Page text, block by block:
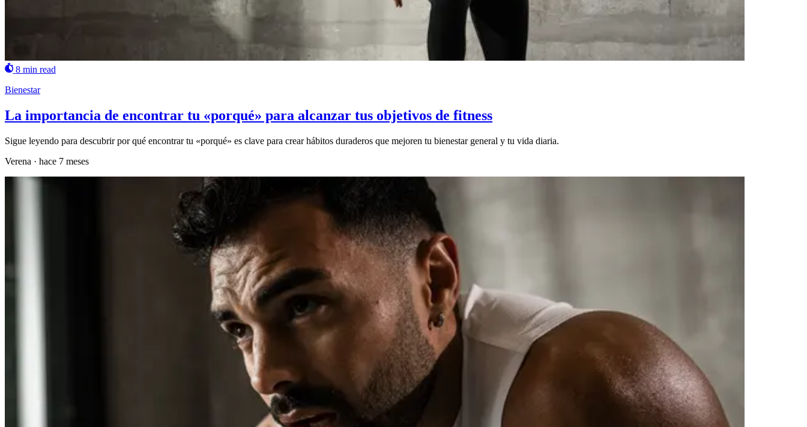
8 min read
Bienestar
La importancia de encontrar tu «porqué» para alcanzar tus objetivos de fitness
Sigue leyendo para descubrir por qué encontrar tu «porqué» es clave para crear hábitos duraderos que mejoren tu bienestar general y tu vida diaria.
Verena · hace 7 meses